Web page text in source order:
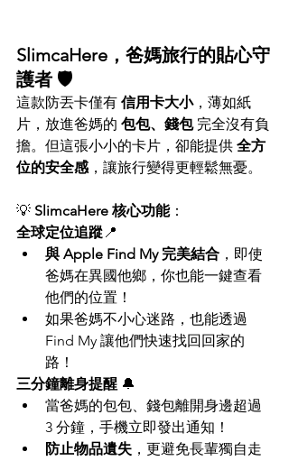
SlimcaHere，爸媽旅行的貼心守
護者 🛡️
這款防丟卡僅有 信用卡大小，薄如紙
片，放進爸媽的 包包、錢包 完全沒有負
擔。但這張小小的卡片，卻能提供 全方
位的安全感，讓旅行變得更輕鬆無憂。
💡 SlimcaHere 核心功能：
全球定位追蹤📍
與 Apple Find My 完美結合 ，即使
爸媽在異國他鄉，你也能一鍵查看
他們的位置！
如果爸媽不小心迷路，也能透過
Find My 讓他們快速找回回家的
路！
三分鐘離身提醒 🔔
當爸媽的包包、錢包離開身邊超過
3 分鐘，手機立即發出通知！
防止物品遺失 ，更避免長輩獨自走